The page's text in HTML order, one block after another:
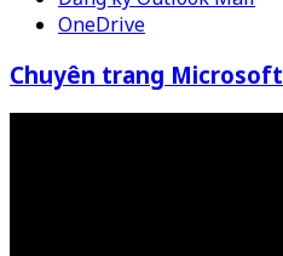
OneDrive
Chuyên trang Microsoft